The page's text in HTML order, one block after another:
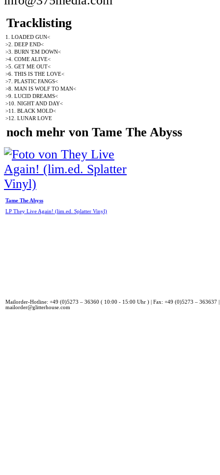
Tracklisting
1. LOADED GUN<
>2. DEEP END<
>3. BURN 'EM DOWN<
>4. COME ALIVE<
>5. GET ME OUT<
>6. THIS IS THE LOVE<
>7. PLASTIC FANGS<
>8. MAN IS WOLF TO MAN<
>9. LUCID DREAMS<
>10. NIGHT AND DAY<
>11. BLACK MOLD<
>12. LUNAR LOVE
noch mehr von Tame The Abyss
Tame The Abyss
LP They Live Again! (lim.ed. Splatter Vinyl)
Mailorder-Hotline: +49 (0)5273 – 36360 ( 10:00 - 15:00 Uhr ) | Fax: +49 (0)5273 – 363637
mailorder@glitterhouse.com